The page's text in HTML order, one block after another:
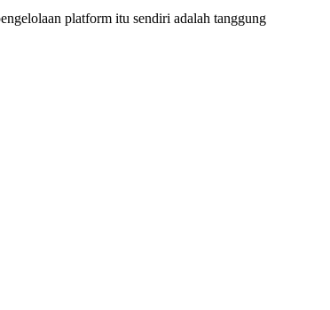
platform itu sendiri adalah tanggung